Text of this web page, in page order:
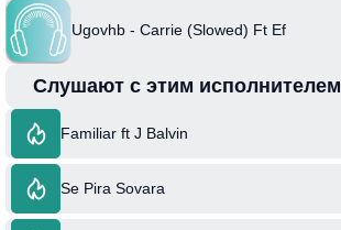
Ugovhb - Carrie (Slowed) Ft Ef
Слушают с этим исполнителем
Familiar ft J Balvin
Se Pira Sovara